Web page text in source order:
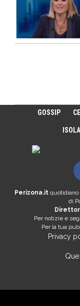
GOSSIP
Perizona.it
di
Per notizie e
Per la tua
Privacy